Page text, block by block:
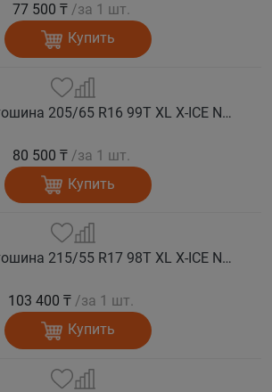
77 500 ₸ /за 1 шт.
Купить
MICHELIN Автошина 205/65 R16 99T XL X-ICE NORTH 4 шип.
80 500 ₸ /за 1 шт.
Купить
MICHELIN Автошина 215/55 R17 98T XL X-ICE NORTH 4 шип.
103 400 ₸ /за 1 шт.
Купить